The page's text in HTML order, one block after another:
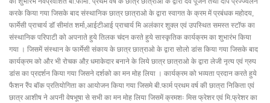
करके किया गया जिसके बाद संस्थानिक छात्र छात्राओ के द्वारा स्वागत के क्रम में प्रबंधक महोदय,
फार्मेसी प्राचार्य डॉ सीमांत शर्मा,आईटीआई प्राचार्य मि अलंकार शुक्ल एवं उपस्थित समस्त स्टॉफ का
संस्थानिक परिपाटी को अपनाते हुये तिलक चंदन करते हुये सास्कृतिक कार्यक्रम का शुभारंभ किया
गया । जिसमें संस्थान के फार्मेसी संकाय के छात्र छात्राओ के द्वारा सोलो डांस किया गया जिसके बाद
कार्यक्रम को और भी रोचक औऱ धमाकेदार बनाने के लिये छात्र छात्राओ के द्वारा लेजी नृत्य एवं ग्रुप
डांस का प्रदर्शन किया गया जिसने दर्शको का मन मोह लिया । कार्यक्रम को भव्यता प्रदान करते हुये
फैशन रैंप बॉक प्रतियोगिता का आयोजन किया गया जिसमे बी.फार्म प्रथम वर्ष की छात्रा निकिता एवं
छात्र आशीष ने अपनी वेषभूषा से सभी का मन मोह लिया जिसमें क्रमशः मिस फ्रेशर एवं मि.फ्रेशर का